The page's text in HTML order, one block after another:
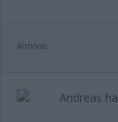
Annons: